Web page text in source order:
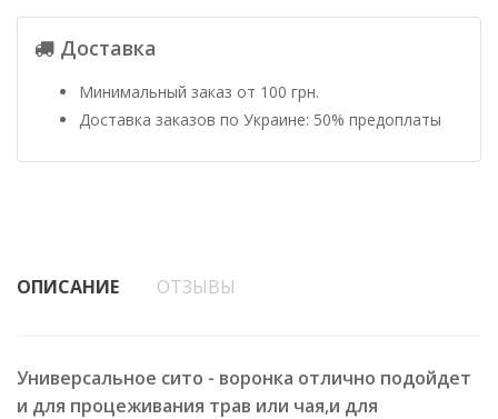
Доставка
Минимальный заказ от 100 грн.
Доставка заказов по Украине: 50% предоплаты
ОПИСАНИЕ ОТЗЫВЫ
Универсальное сито - воронка отлично подойдет
и для процеживания трав или чая,и для